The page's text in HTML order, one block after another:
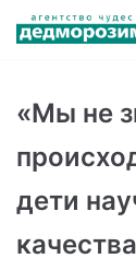
Перейти
«Мы не
дети